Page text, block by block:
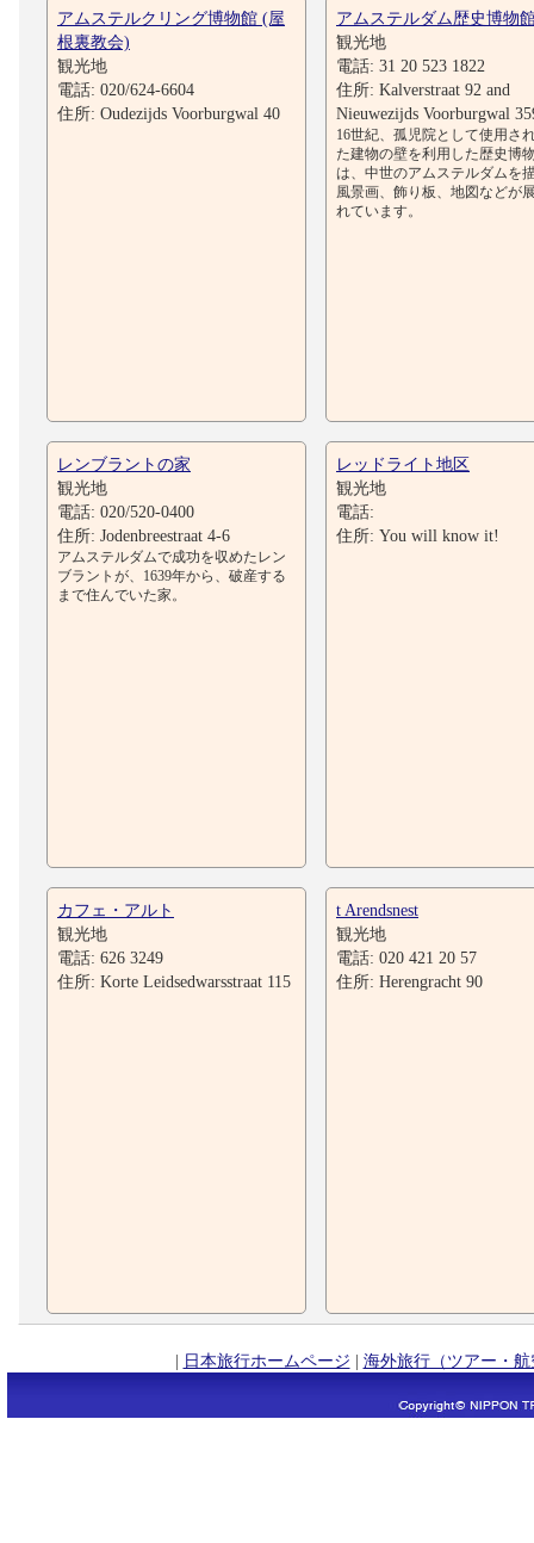
アムステルクリング博物館 (屋
根裏教会)
観光地
電話: 020/624-6604
住所: Oudezijds Voorburgwal 40
アムステルダム歴史博物
観光地
電話: 31 20 523 1822
住所: Kalverstraat 92 and
Nieuwezijds Voorburgwal
16世紀、孤児院として使用さ
た建物の壁を利用した歴史博
は、中世のアムステルダムを
風景画、飾り板、地図などが
れています。
レンブラントの家
観光地
電話: 020/520-0400
住所: Jodenbreestraat 4-6
アムステルダムで成功を収めたレン
ブラントが、1639年から、破産する
まで住んでいた家。
レッドライト地区
観光地
電話:
住所: You will know it!
カフェ・アルト
観光地
電話: 626 3249
住所: Korte Leidsedwarsstraat 115
t Arendsnest
観光地
電話: 020 421 20 57
住所: Herengracht 90
| 日本旅行ホームページ | 海外旅行（ツアー・航